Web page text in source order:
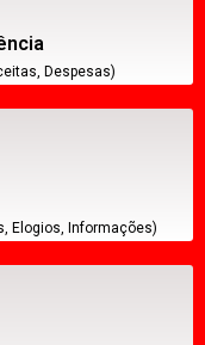
Despesas)
Elogios, Informações)